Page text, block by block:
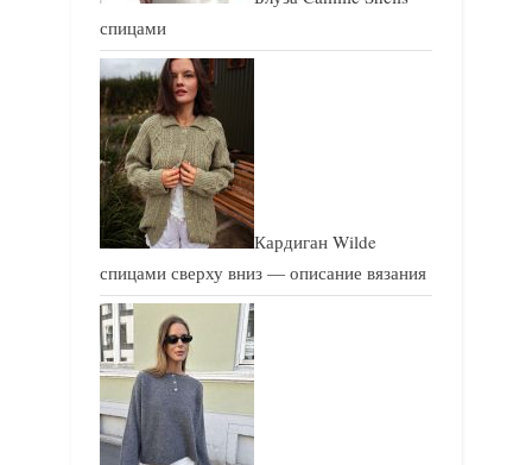
спицами
Кардиган Wilde
спицами сверху вниз — описание вязания